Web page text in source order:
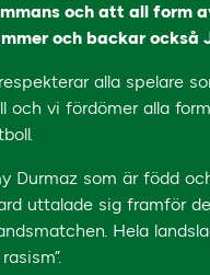
och att all form
och backar också
alla spelare
och vi fördömer alla
Durmaz som är född
uttalade sig framför
Hela